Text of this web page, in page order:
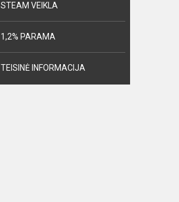
STEAM VEIKLA
1,2% PARAMA
TEISINĖ INFORMACIJA